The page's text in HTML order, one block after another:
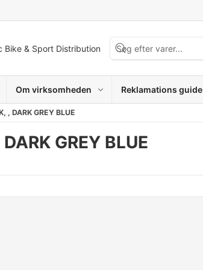
Bike & Sport Distribution
Om virksomheden Reklamations guide
, DARK GREY BLUE
GREY BLUE